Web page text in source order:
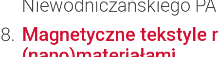
Niewodniczańskiego
Magnetyczne tekstyle